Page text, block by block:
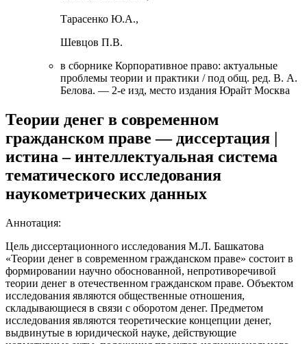
Тарасенко Ю.А.,
Шевцов П.В.
в сборнике Корпоративное право: актуальные
проблемы теории и практики / под общ. ред. В. А.
Белова. ― 2-е изд, место издания Юрайт Москва
Теории денег в современном
гражданском праве — диссертация |
истина – интеллектуальная система
тематического исследования
наукометрических данных
Аннотация:
Цель диссертационного исследования М.Л. Башкатова
«Теории денег в современном гражданском праве» состоит в
формировании научно обоснованной, непротиворечивой
теории денег в отечественном гражданском праве. Объектом
исследования являются общественные отношения,
складывающиеся в связи с оборотом денег. Предметом
исследования являются теоретические концепции денег,
выдвинутые в юридической науке, действующие